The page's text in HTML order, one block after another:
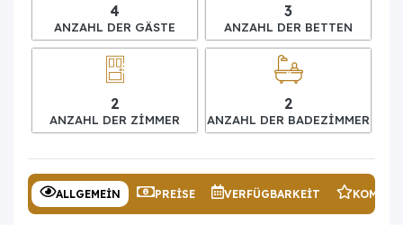
4
ANZAHL DER GÄSTE
3
ANZAHL DER BETTEN
2
ANZAHL DER ZIMMER
2
ANZAHL DER BADEZIMMER
ALLGEMEIN PREISE VERFÜGBARKEIT